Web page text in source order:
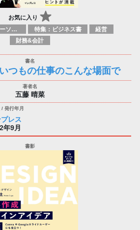
お気に入り
特集：ビジネスパーソン必携の一冊 特集：ビジネス書
経営
財務&会計
つもの仕事のこんな場面で
五藤 晴菜
レス
年9月